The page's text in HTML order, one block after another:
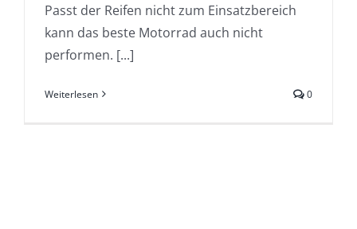
Passt der Reifen nicht zum Einsatzbereich
kann das beste Motorrad auch nicht
performen. [...]
Weiterlesen 0